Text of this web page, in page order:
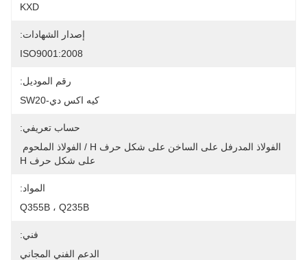
KXD
إصدار الشهادات:
ISO9001:2008
رقم الموديل:
كيه اكس دي-SW20
حساب تعريفي:
على شكل حرف H
المواد:
Q355B ، Q235B
فني:
الدعم الفني المجاني